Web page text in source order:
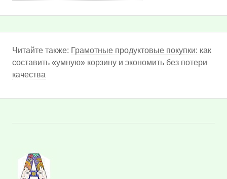
Читайте также: Грамотные продуктовые покупки: как
составить «умную» корзину и экономить без потери
качества